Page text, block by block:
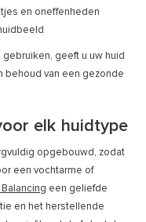
en oneffenheden
geeft u uw huid
behoud van een gezonde
elk huidtype
opgebouwd, zodat
een vochtarme of
een geliefde
en het herstellende